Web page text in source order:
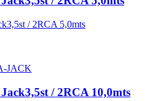
JACK
/ 2RCA 10,0mts